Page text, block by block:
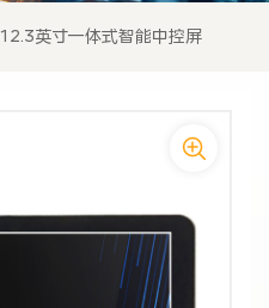
12.3英寸一体式智能中控屏